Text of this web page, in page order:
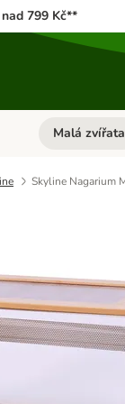
799 Kč**
Otevřít menu:
Malá zvířata
Skyline Nagarium